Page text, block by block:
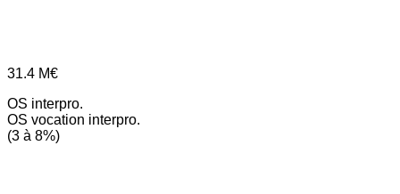
31.4 M€
OS interpro.
OS vocation interpro.
(3 à 8%)